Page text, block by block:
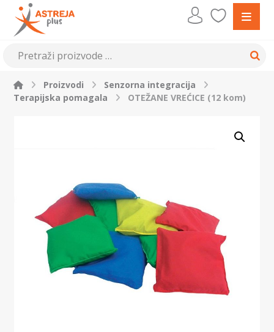
Proizvodi
Senzorna integracija
Terapijska pomagala
OTEŽANE VREĆICE (12 kom)